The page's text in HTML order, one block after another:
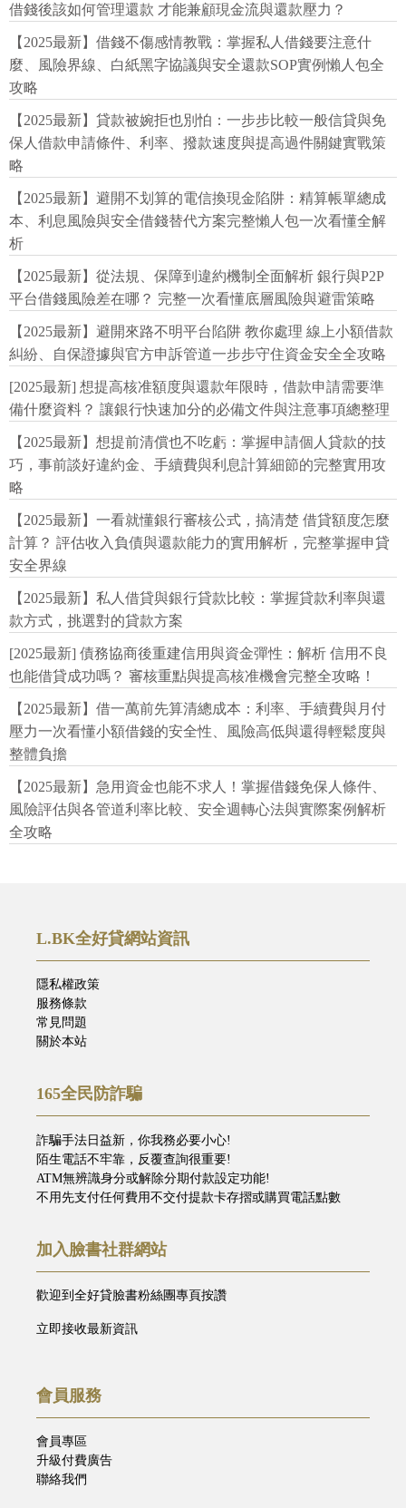
借錢後該如何管理還款 才能兼顧現金流與還款壓力？
【2025最新】借錢不傷感情教戰：掌握私人借錢要注意什
麼、風險界線、白紙黑字協議與安全還款SOP實例懶人包全
攻略
【2025最新】貸款被婉拒也別怕：一步步比較一般信貸與免
保人借款申請條件、利率、撥款速度與提高過件關鍵實戰策
略
【2025最新】避開不划算的電信換現金陷阱：精算帳單總成
本、利息風險與安全借錢替代方案完整懶人包一次看懂全解
析
【2025最新】從法規、保障到違約機制全面解析 銀行與P2P
平台借錢風險差在哪？ 完整一次看懂底層風險與避雷策略
【2025最新】避開來路不明平台陷阱 教你處理 線上小額借款
糾紛、自保證據與官方申訴管道一步步守住資金安全全攻略
[2025最新] 想提高核准額度與還款年限時，借款申請需要準
備什麼資料？ 讓銀行快速加分的必備文件與注意事項總整理
【2025最新】想提前清償也不吃虧：掌握申請個人貸款的技
巧，事前談好違約金、手續費與利息計算細節的完整實用攻
略
【2025最新】一看就懂銀行審核公式，搞清楚 借貸額度怎麼
計算？ 評估收入負債與還款能力的實用解析，完整掌握申貸
安全界線
【2025最新】私人借貸與銀行貸款比較：掌握貸款利率與還
款方式，挑選對的貸款方案
[2025最新] 債務協商後重建信用與資金彈性：解析 信用不良
也能借貸成功嗎？ 審核重點與提高核准機會完整全攻略！
【2025最新】借一萬前先算清總成本：利率、手續費與月付
壓力一次看懂小額借錢的安全性、風險高低與還得輕鬆度與
整體負擔
【2025最新】急用資金也能不求人！掌握借錢免保人條件、
風險評估與各管道利率比較、安全週轉心法與實際案例解析
全攻略
L.BK全好貸網站資訊
隱私權政策
服務條款
常見問題
關於本站
165全民防詐騙
詐騙手法日益新，你我務必要小心!
陌生電話不牢靠，反覆查詢很重要!
ATM無辨識身分或解除分期付款設定功能!
不用先支付任何費用不交付提款卡存摺或購買電話點數
加入臉書社群網站
歡迎到全好貸臉書粉絲團專頁按讚
立即接收最新資訊
會員服務
會員專區
升級付費廣告
聯絡我們